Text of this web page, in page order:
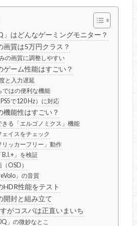
」はどんなゲーミングモニター？
画質は5万円クラス？
の画質に調整しやすい
ゲーム性能はすごい？
と入力遅延
はの便利な機能
で120 Hz）に対応
機能性はすごい？
る「エルゴノミクス」機能
イスをチェック
ッカーフリー」動作
」を検証
OSD）
」の音質
性能をテスト
開封と組み立て
がコスパは正直いまいち
」の微妙なとこ